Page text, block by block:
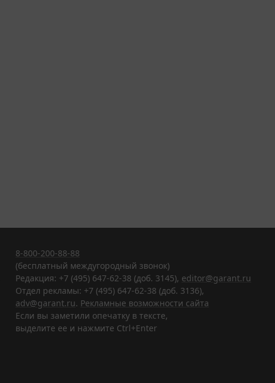
8-800-200-88-88
(бесплатный междугородный звонок)
Редакция: +7 (495) 647-62-38 (доб. 3145), editor@garant.ru
Отдел рекламы: +7 (495) 647-62-38 (доб. 3136),
adv@garant.ru. Рекламные возможности сайта
Если вы заметили опечатку в тексте,
выделите ее и нажмите Ctrl+Enter